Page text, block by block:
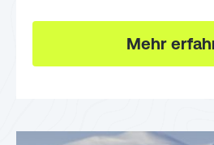
Mehr